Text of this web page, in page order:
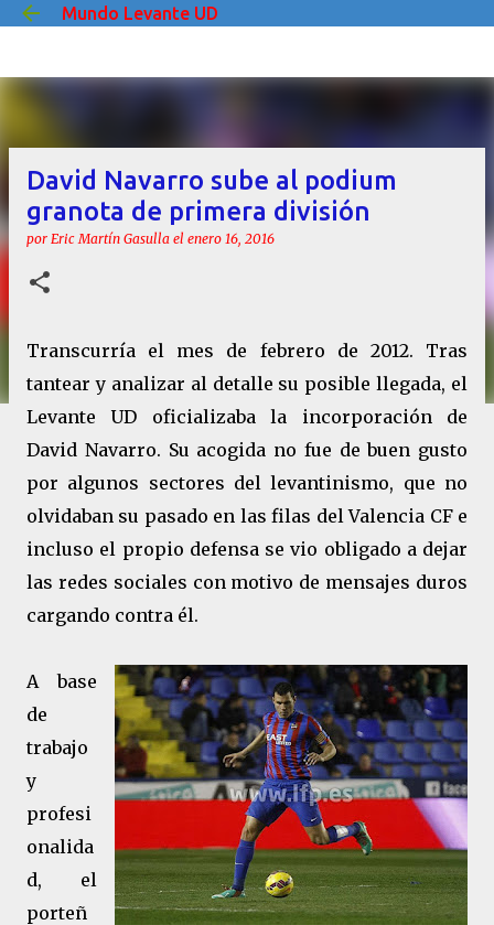
Ir al contenido principal
Mundo Levante UD
David Navarro sube al podium
granota de primera división
por Eric Martín Gasulla el enero 16, 2016
Transcurría el mes de febrero de 2012. Tras
tantear y analizar al detalle su posible llegada, el
Levante UD oficializaba la incorporación de
David Navarro. Su acogida no fue de buen gusto
por algunos sectores del levantinismo, que no
olvidaban su pasado en las filas del Valencia CF e
incluso el propio defensa se vio obligado a dejar
las redes sociales con motivo de mensajes duros
cargando contra él.
A base
de
trabajo
y
profesi
onalida
d, el
porteñ